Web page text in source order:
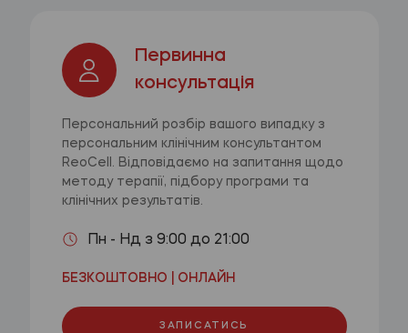
Первинна
консультація
Персональний розбір вашого випадку з
персональним клінічним консультантом
ReoCell. Відповідаємо на запитання щодо
методу терапії, підбору програми та
клінічних результатів.
Пн - Нд з 9:00 до 21:00
БЕЗКОШТОВНО | ОНЛАЙН
ЗАПИСАТИСЬ